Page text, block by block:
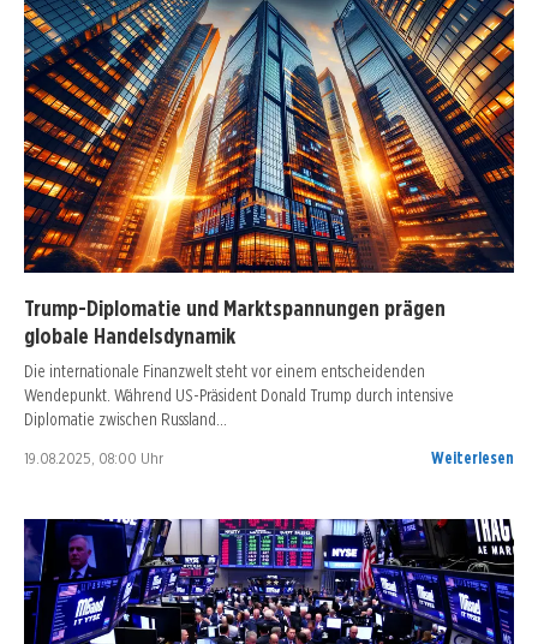
Trump-Diplomatie und Marktspannungen prägen
globale Handelsdynamik
Die internationale Finanzwelt steht vor einem entscheidenden
Wendepunkt. Während US-Präsident Donald Trump durch intensive
Diplomatie zwischen Russland…
19.08.2025, 08:00 Uhr Weiterlesen